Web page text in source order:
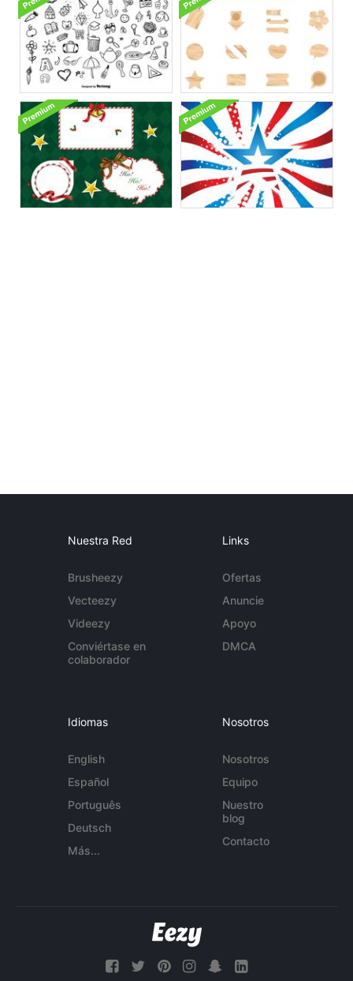
Nuestra Red
Brusheezy
Vecteezy
Videezy
Conviértase en
colaborador
Links
Ofertas
Anuncie
Apoyo
DMCA
Idiomas
English
Español
Português
Deutsch
Más...
Nosotros
Nosotros
Equipo
Nuestro
blog
Contacto